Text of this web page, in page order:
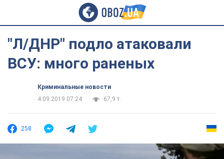
"Л/ДНР" подло атаковали
ВСУ: много раненых
Криминальные новости
4.09.2019 07:24
67,9 т.
258